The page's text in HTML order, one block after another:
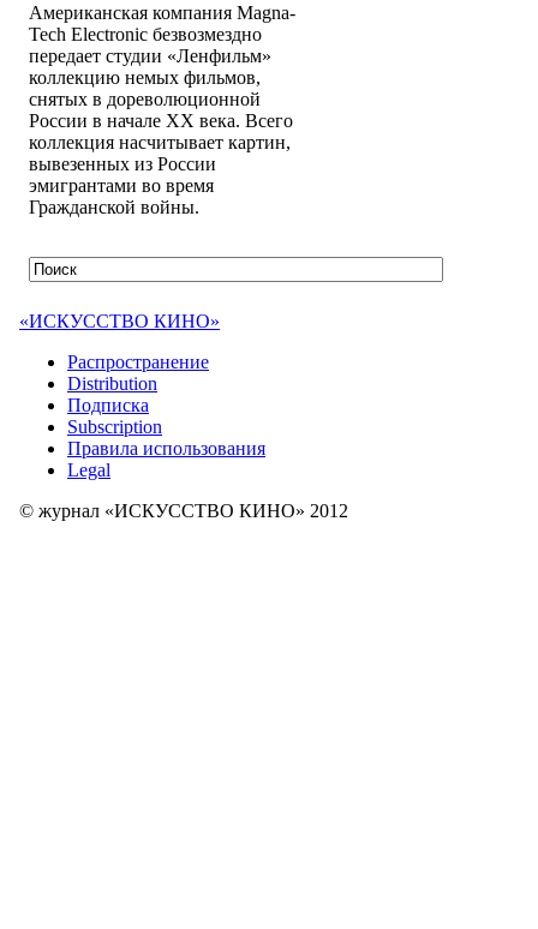
Американская компания Magna-
Tech Electronic безвозмездно
передает студии «Ленфильм»
коллекцию немых фильмов,
снятых в дореволюционной
России в начале XX века. Всего
коллекция насчитывает картин,
вывезенных из России
эмигрантами во время
Гражданской войны.
«ИСКУССТВО КИНО»
Распространение
Distribution
Подписка
Subscription
Правила использования
Legal
© журнал «ИСКУССТВО КИНО» 2012